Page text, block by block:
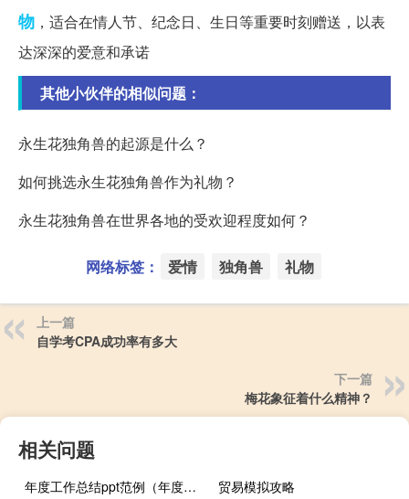
物 ，适合在情人节、纪念日、生日等重要时刻赠送，以表
达深深的爱意和承诺
其他小伙伴的相似问题：
永生花独角兽的起源是什么？
如何挑选永生花独角兽作为礼物？
永生花独角兽在世界各地的受欢迎程度如何？
网络标签： 爱情 独角兽 礼物
上一篇
自学考CPA成功率有多大
下一篇
梅花象征着什么精神？
相关问题
年度工作总结ppt范例（年度工作总结ppt范文）
贸易模拟攻略